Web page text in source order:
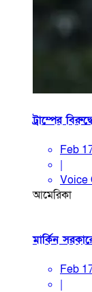
ট্রাম্পের
Feb
|
Voice
আমেরিকা
মার্কিন
Feb
|